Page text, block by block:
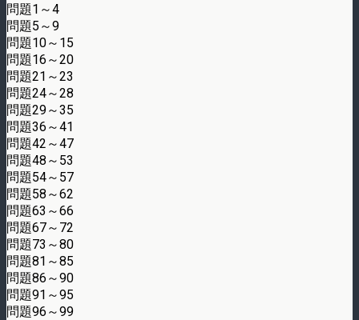
問題1～4
問題5～9
問題10～15
問題16～20
問題21～23
問題24～28
問題29～35
問題36～41
問題42～47
問題48～53
問題54～57
問題58～62
問題63～66
問題67～72
問題73～80
問題81～85
問題86～90
問題91～95
問題96～99